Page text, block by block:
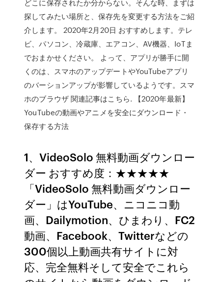
どこに保存されたか分からない。そんな時、まずは
探してみたい場所と、保存先を変更する方法をご紹
介します。 2020年2月20日 おすすめします。テレ
ビ、パソコン、冷蔵庫、エアコン、AV機器、IoTま
でおまかせください。 よって、アプリが勝手に開
くのは、スマホのアップデートやYouTubeアプリ
のバーションアップが影響しているようです。スマ
ホのブラウザ 関連記事はこちら. 【2020年最新】
YouTubeの動画やアニメを安全にダウンロード・
保存する方法
1、VideoSolo 無料動画ダウンロー
ダー おすすめ度：★★★★★
「VideoSolo 無料動画ダウンロー
ダー」はYouTube、ニコニコ動
画、Dailymotion、ひまわり、FC2
動画、Facebook、Twitterなどの
300個以上動画共有サイトに対
応、完全無料そして安全でこれら